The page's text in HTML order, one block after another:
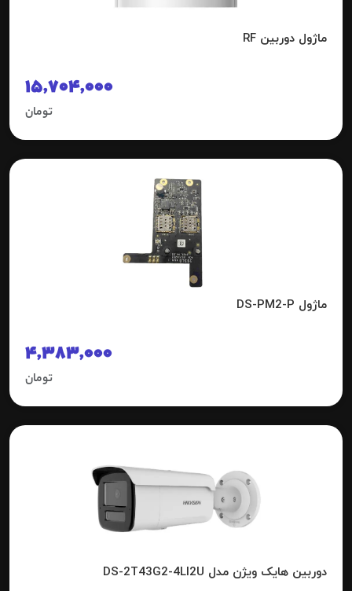
ماژول دوربین RF
15,704,000
تومان
ماژول DS-PM2-P
4,383,000
تومان
دوربین هایک ویژن مدل DS-2T43G2-4LI2U